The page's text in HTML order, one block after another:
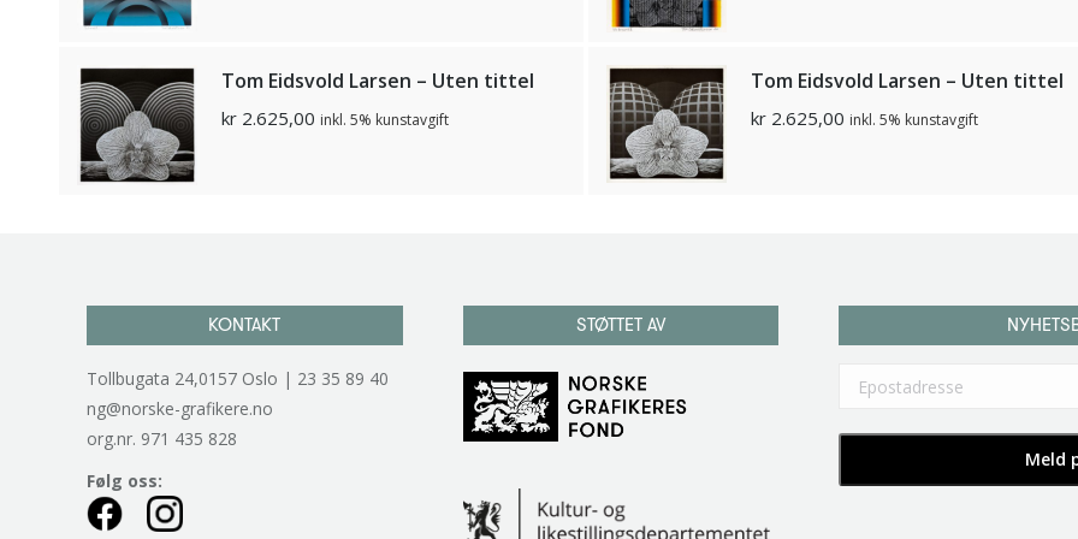
Tom Eidsvold Larsen – Uten tittel
kr 2.625,00 inkl. 5% kunstavgift
Tom Eidsvold Larsen – Uten tittel
kr2.625,00 inkl. 5% kunstavgift
KONTAKT
Tollbugata 24,0157 Oslo | 23 35 89 40
ng@norske-grafikere.no
org.nr. 971 435 828
Følg oss:
STØTTET AV